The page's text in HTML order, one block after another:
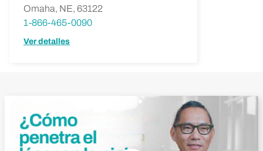
Omaha, NE, 63122
1-866-465-0090
Ver detalles
Reproducir vídeo